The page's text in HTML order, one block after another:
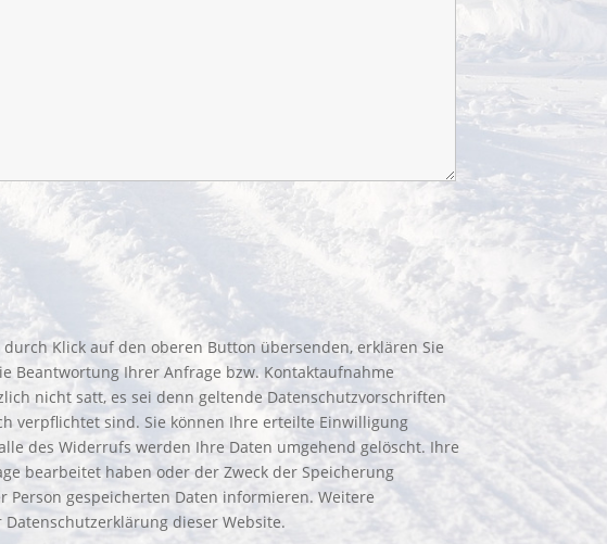
Klick auf den oberen Button übersenden, erklären Sie
Beantwortung Ihrer Anfrage bzw. Kontaktaufnahme
nicht satt, es sei denn geltende Datenschutzvorschriften
verpflichtet sind. Sie können Ihre erteilte Einwilligung
des Widerrufs werden Ihre Daten umgehend gelöscht. Ihre
bearbeitet haben oder der Zweck der Speicherung
gespeicherten Daten informieren. Weitere
dieser Website.